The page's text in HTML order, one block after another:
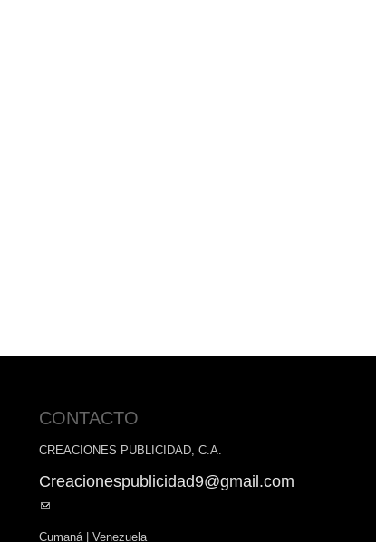
CONTACTO
CREACIONES PUBLICIDAD, C.A.
Creacionespublicidad9@gmail.com
(link
Cumaná | Venezuela